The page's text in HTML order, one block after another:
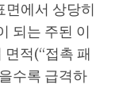
면에서 상당히
되는 주된 이
적(“접촉 패
수록 급격하